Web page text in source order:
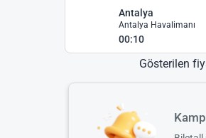
Antalya
Antalya Havalimanı
00:10
Gösterilen